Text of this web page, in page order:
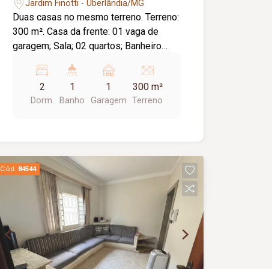
Jardim Finotti - Uberlândia/MG
Duas casas no mesmo terreno. Terreno:
300 m². Casa da frente: 01 vaga de
garagem; Sala; 02 quartos; Banheiro
Aproximadamente 48,60 m² de área
construída; Casa dos fundos: 01 vaga
de estacionamento; Sala; 02 quartos;
opção para investimento ou moradia
multifamiliar; Amplo terreno com
potencial para futuras ampliações.
2
Dorm.
1
Banho
1
Garagem
300 m²
Terreno
Cód. 84544